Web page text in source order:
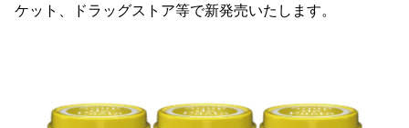
ケット、ドラッグストア等で新発売いたします。